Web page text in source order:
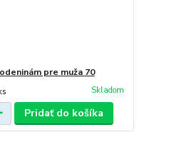
pre muža 70
Skladom
Pridať do košíka